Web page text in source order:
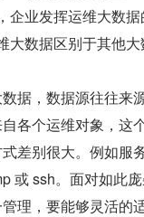
企业发挥运维大数
数据区别于其他
据，数据源往往来
各个运维对象，这
差别很大。例如服
或 ssh。面对如此
理，要能够灵活的